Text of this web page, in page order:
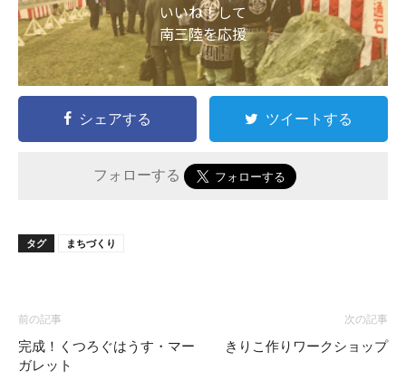
いいね！して
南三陸を応援
シェアする ツイートする
フォローする
タグ まちづくり
前の記事
完成！くつろぐはうす・マー
ガレット
次の記事
きりこ作りワークショップ